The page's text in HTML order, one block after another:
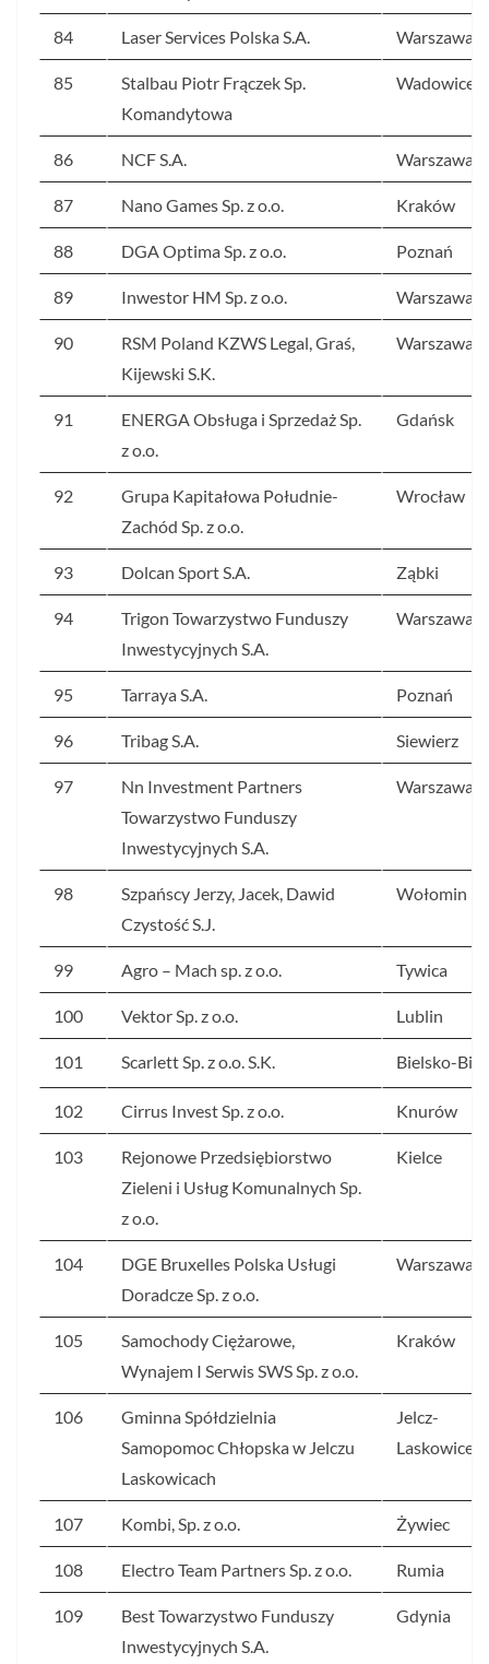
84 Laser Services Polska S.A. Warszawa
85
Stalbau Piotr Frączek Sp.
Komandytowa
Wadowice
86 NCF S.A. Warszawa
87 Nano Games Sp. z o.o. Kraków
88 DGA Optima Sp. z o.o. Poznań
89 Inwestor HM Sp. z o.o. Warszawa
90
RSM Poland KZWS Legal, Graś,
Kijewski S.K.
Warszawa
91
ENERGA Obsługa i Sprzedaż Sp.
z o.o.
Gdańsk
92
Grupa Kapitałowa Południe-
Zachód Sp. z o.o.
Wrocław
93 Dolcan Sport S.A. Ząbki
94
Trigon Towarzystwo Funduszy
Inwestycyjnych S.A.
Warszawa
95 Tarraya S.A. Poznań
96 Tribag S.A. Siewierz
97
Nn Investment Partners
Towarzystwo Funduszy
Inwestycyjnych S.A.
Warszawa
98
Szpańscy Jerzy, Jacek, Dawid
Czystość S.J.
Wołomin
99 Agro – Mach sp. z o.o. Tywica
100 Vektor Sp. z o.o. Lublin
101 Scarlett Sp. z o.o. S.K. Bielsko-
102 Cirrus Invest Sp. z o.o. Knurów
103
Rejonowe Przedsiębiorstwo
Zieleni i Usług Komunalnych Sp.
z o.o.
Kielce
104
DGE Bruxelles Polska Usługi
Doradcze Sp. z o.o.
Warszawa
105
Samochody Ciężarowe,
Wynajem I Serwis SWS Sp. z o.o.
Kraków
106
Gminna Spółdzielnia
Samopomoc Chłopska w Jelczu
Laskowicach
Jelcz-
Laskowice
107 Kombi, Sp. z o.o. Żywiec
108 Electro Team Partners Sp. z o.o. Rumia
109
Best Towarzystwo Funduszy
Inwestycyjnych S.A.
Gdynia